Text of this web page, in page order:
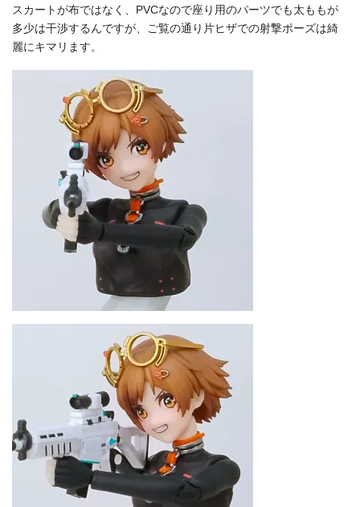
スカートが布ではなく、PVCなので座り用のパーツでも太ももが
多少は干渉するんですが、ご覧の通り片ヒザでの射撃ポーズは綺
麗にキマリます。